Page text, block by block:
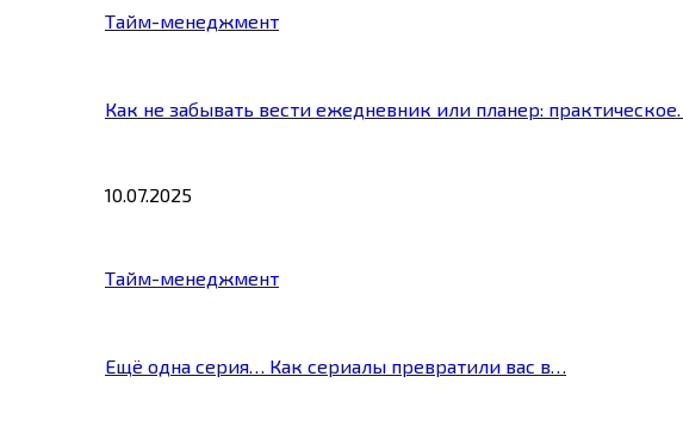
Тайм-менеджмент
Как не забывать вести ежедневник или планер: практическое…
10.07.2025
Тайм-менеджмент
Ещё одна серия… Как сериалы превратили вас в…